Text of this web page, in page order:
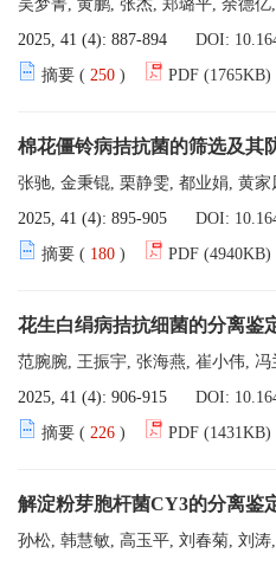
吴梦菁, 黄鹏, 张杰, 郑璐平, 余德
2025, 41 (4): 887-894
DOI:
摘要 ( 250 ) PDF (1765KB)
棉花僵铃病拮抗菌的筛选及其
张驰, 金秉锟, 栗静雯, 都业娟, 黄家
2025, 41 (4): 895-905
DOI:
摘要 ( 180 ) PDF (4940KB)
花生白绢病拮抗细菌的分离鉴
范腕腕, 王振宇, 张海燕, 崔小伟, 冯
2025, 41 (4): 906-915
DOI:
摘要 ( 226 ) PDF (1431KB)
解淀粉芽胞杆菌CY3的分离鉴
孙松, 韩慧敏, 高玉平, 刘春菊, 刘